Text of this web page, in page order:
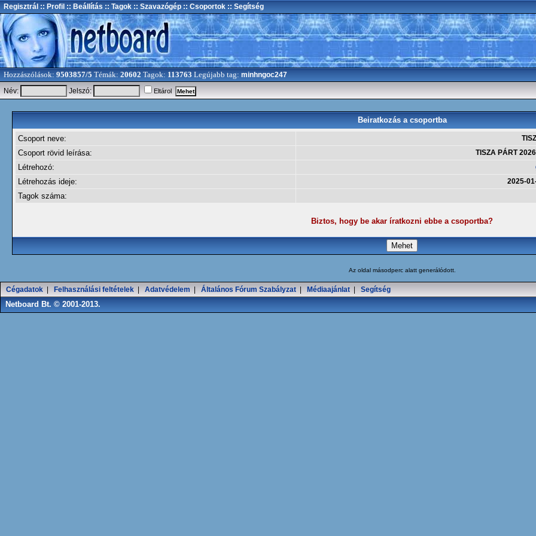
Regisztrál :: Profil :: Beállítás :: Tagok :: Szavazógép :: Csoportok :: Segítség
Hozzászólások: 9503857/5 Témák: 20602 Tagok: 113763 Legújabb tag: minhngoc247
Név: Jelszó: Eltárol
Beiratkozás a csoportba
Csoport neve:
Csoport rövid leírása: TISZA PÁRT
Létrehozó:
Létrehozás ideje: 2025-
Tagok száma:
Biztos, hogy be akar íratkozni ebbe a csoportba?
Az oldal másodperc alatt generálódott.
Cégadatok Felhasználási feltételek Adatvédelem Általános Fórum Szabályzat Médiaajánlat Segítség
Netboard Bt. © 2001-2013.